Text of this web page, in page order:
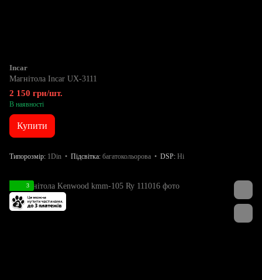
Incar
Магнітола Incar UX-3111
2 150 грн/шт.
В наявності
Купити
Типорозмір 1Din Підсвітка багатокольорова DSP Ні
3